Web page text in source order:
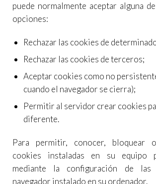
puede normalmente aceptar alguna
opciones:
Rechazar las cookies de
Rechazar las cookies de terceros;
Aceptar cookies como no
cuando el navegador se cierra);
Permitir al servidor crear cookies
diferente.
Para permitir, conocer, bloquear
cookies instaladas en su equipo
mediante la configuración de las
navegador instalado en su ordenador.